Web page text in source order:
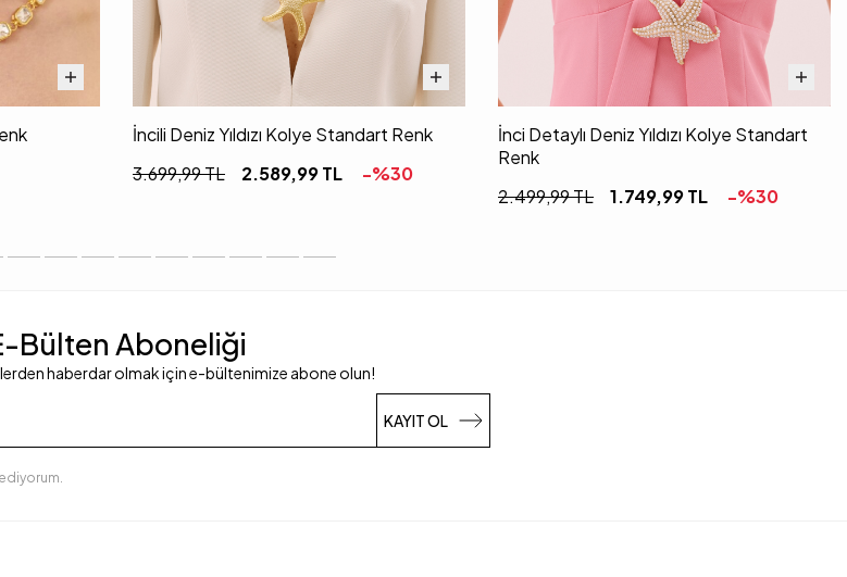
İncili Deniz Yıldızı Kolye Standart Renk
3.699,99TL 2.589,99TL -%30
İnci Detaylı Deniz Yıldızı Kolye Standart
Renk
2.499,99TL 1.749,99TL -%30
Bülten Aboneliği
haberdar olmak için e-bültenimize abone olun!
KAYIT OL